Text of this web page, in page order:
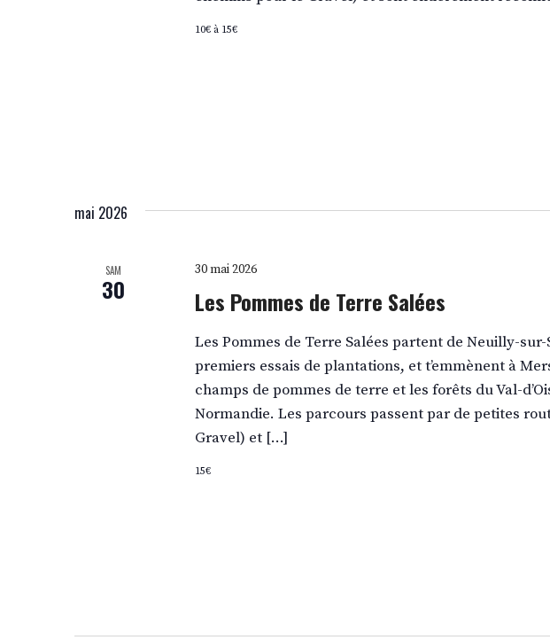
10€ à 15€
mai 2026
SAM
30 Les Pommes de Terre Salées
30 mai 2026
Les Pommes de Terre Salées partent de Neuilly-
premiers essais de plantations, et t’emmènent à
champs de pommes de terre et les forêts du Val-
Normandie. Les parcours passent par de petites
Gravel) et […]
15€